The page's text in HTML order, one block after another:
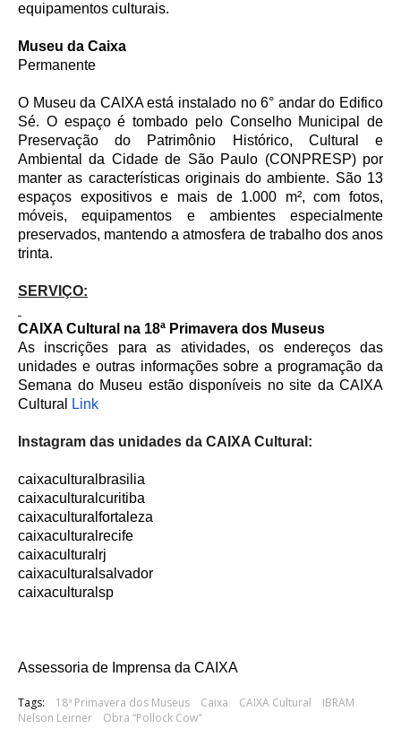
equipamentos culturais.
Museu da Caixa
Permanente
O Museu da CAIXA está instalado no 6° andar do Edifico
Sé. O espaço é tombado pelo Conselho Municipal de
Preservação do Patrimônio Histórico, Cultural e
Ambiental da Cidade de São Paulo (CONPRESP) por
manter as características originais do ambiente. São 13
espaços expositivos e mais de 1.000 m², com fotos,
móveis, equipamentos e ambientes especialmente
preservados, mantendo a atmosfera de trabalho dos anos
trinta.
SERVIÇO:
CAIXA Cultural na 18ª Primavera dos Museus
As inscrições para as atividades, os endereços das
unidades e outras informações sobre a programação da
Semana do Museu estão disponíveis no site da CAIXA
Cultural
Link
Instagram das unidades da CAIXA Cultural:
caixaculturalbrasilia
caixaculturalcuritiba
caixaculturalfortaleza
caixaculturalrecife
caixaculturalrj
caixaculturalsalvador
caixaculturalsp
Assessoria de Imprensa da CAIXA
Tags: 18ª Primavera dos Museus Caixa CAIXA Cultural
IBRAM
Nelson Leirner
Obra “Pollock Cow"